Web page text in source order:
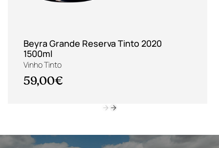
Beyra Grande Reserva Tinto 2020
1500ml
Vinho Tinto
59,00€